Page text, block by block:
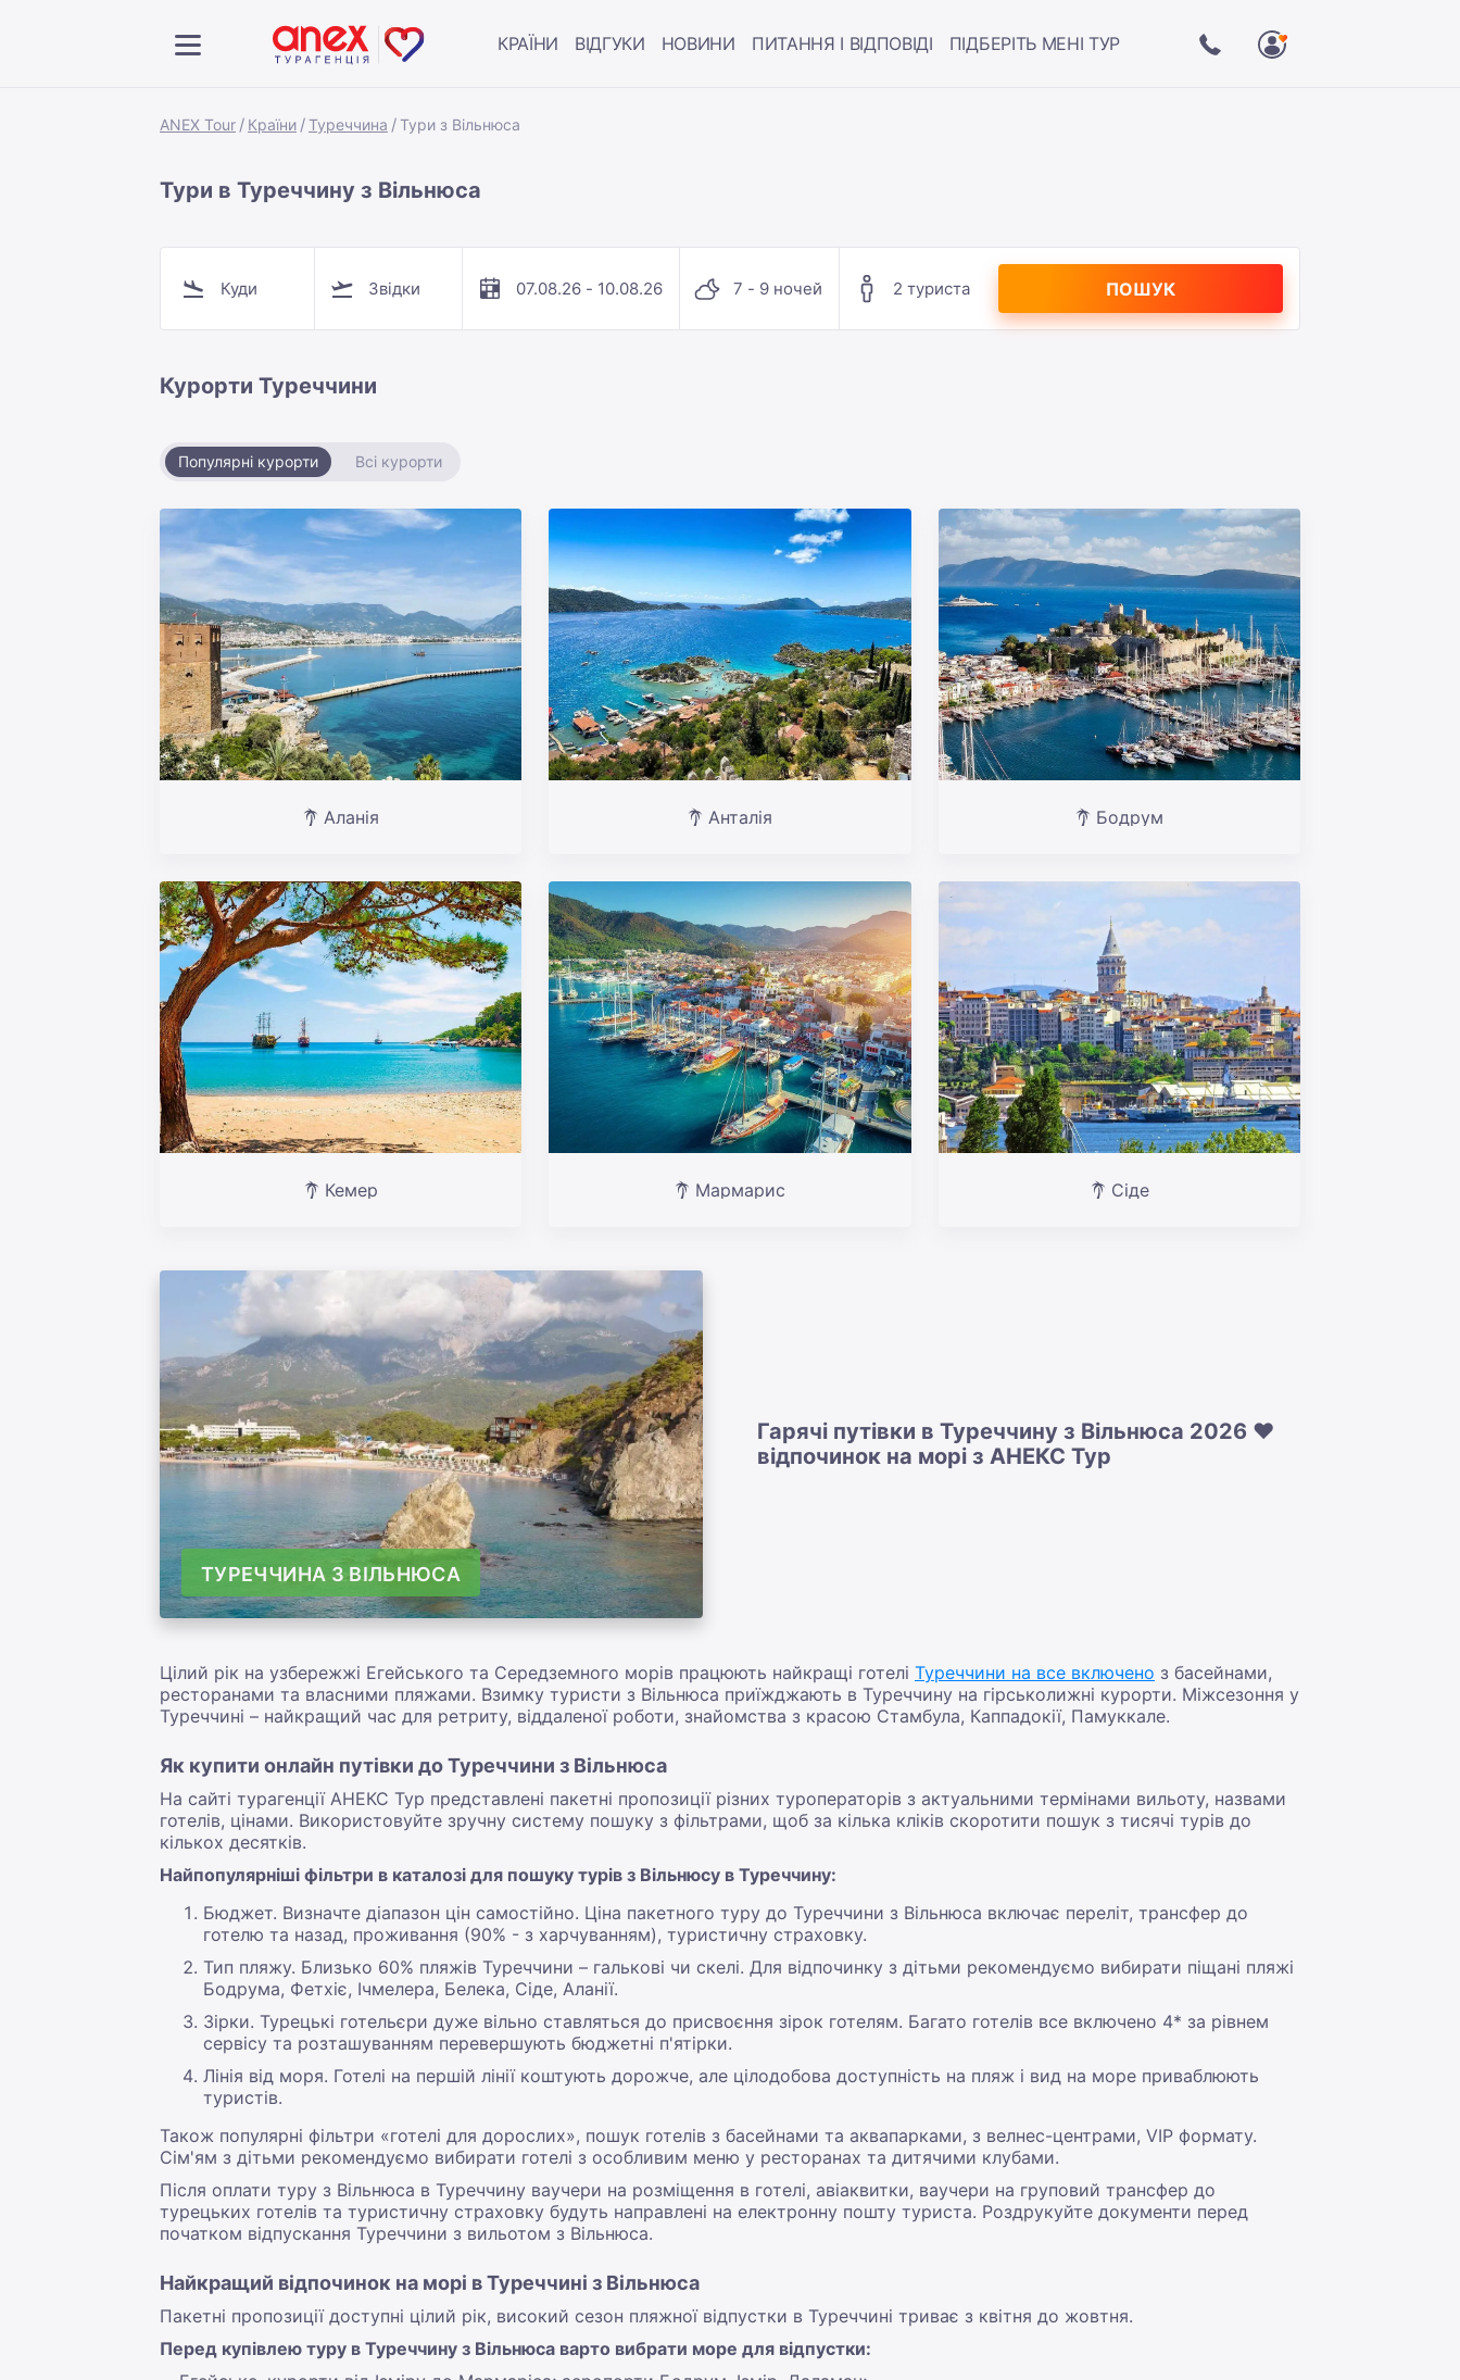
КРАЇНИ ВІДГУКИ НОВИНИ ПИТАННЯ І ВІДПОВІДІ ПІДБЕРІТЬ МЕНІ ТУР
ANEX Tour Країни Туреччина Тури з Вільнюса
Тури в Туреччину з Вільнюса
Куди Звідки 07.08.26 - 10.08.26 7 - 9 ночей 2 туриста ПОШУК
Курорти Туреччини
Популярні курорти Всі курорти
Аланія Анталія Бодрум
Кемер Мармарис Сіде
ТУРЕЧЧИНА З ВІЛЬНЮСА
Гарячі путівки в Туреччину з Вільнюса 2026 ❤️
відпочинок на морі з АНЕКС Тур
Цілий рік на узбережжі Егейського та Середземного морів працюють найкращі готелі Туреччини на все включено з басейнами,
ресторанами та власними пляжами. Взимку туристи з Вільнюса приїжджають в Туреччину на гірськолижні курорти. Міжсезоння у
Туреччині – найкращий час для ретриту, віддаленої роботи, знайомства з красою Стамбула, Каппадокії, Памуккале.
Як купити онлайн путівки до Туреччини з Вільнюса
На сайті турагенції АНЕКС Тур представлені пакетні пропозиції різних туроператорів з актуальними термінами вильоту, назвами
готелів, цінами. Використовуйте зручну систему пошуку з фільтрами, щоб за кілька кліків скоротити пошук з тисячі турів до
кількох десятків.
Найпопулярніші фільтри в каталозі для пошуку турів з Вільнюсу в Туреччину:
Бюджет. Визначте діапазон цін самостійно. Ціна пакетного туру до Туреччини з Вільнюса включає переліт, трансфер до
готелю та назад, проживання (90% - з харчуванням), туристичну страховку.
Тип пляжу. Близько 60% пляжів Туреччини – галькові чи скелі. Для відпочинку з дітьми рекомендуємо вибирати піщані пляжі
Бодрума, Фетхіє, Ічмелера, Белека, Сіде, Аланії.
Зірки. Турецькі готельєри дуже вільно ставляться до присвоєння зірок готелям. Багато готелів все включено 4* за рівнем
сервісу та розташуванням перевершують бюджетні п'ятірки.
Лінія від моря. Готелі на першій лінії коштують дорожче, але цілодобова доступність на пляж і вид на море приваблюють
туристів.
Також популярні фільтри «готелі для дорослих», пошук готелів з басейнами та аквапарками, з велнес-центрами, VIP формату.
Сім'ям з дітьми рекомендуємо вибирати готелі з особливим меню у ресторанах та дитячими клубами.
Після оплати туру з Вільнюса в Туреччину ваучери на розміщення в готелі, авіаквитки, ваучери на груповий трансфер до
турецьких готелів та туристичну страховку будуть направлені на електронну пошту туриста. Роздрукуйте документи перед
початком відпускання Туреччини з вильотом з Вільнюса.
Найкращий відпочинок на морі в Туреччині з Вільнюса
Пакетні пропозиції доступні цілий рік, високий сезон пляжної відпустки в Туреччині триває з квітня до жовтня.
Перед купівлею туру в Туреччину з Вільнюса варто вибрати море для відпустки: